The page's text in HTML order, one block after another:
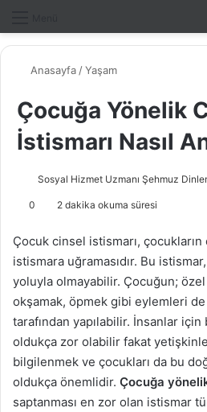
Anasayfa /Yaşam
Çocuğa Yönelik
İstismarı Nasıl
Sosyal Hizmet Uzmanı Şehmuz
0 2 dakika okuma süresi
Çocuk cinsel istismarı,
istismara uğramasıdır. Bu
yoluyla olmayabilir. Çocuğun;
okşamak, öpmek gibi eylemleri
tarafından yapılabilir. İnsanlar
oldukça zor olabilir fakat
bilgilenmek ve çocukları da bu
oldukça önemlidir. Çocuğa
saptanması en zor olan istismar